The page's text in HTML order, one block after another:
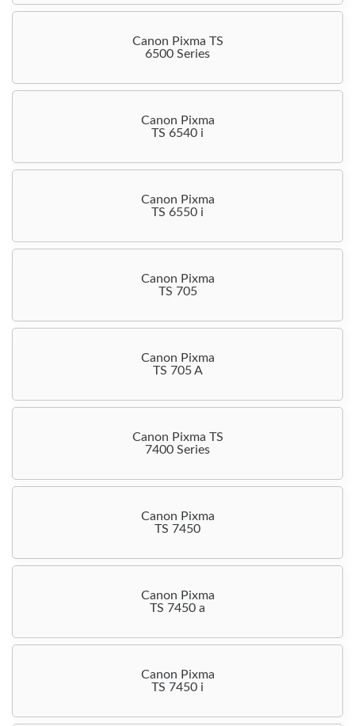
Canon Pixma TS
6500 Series
Canon Pixma
TS 6540 i
Canon Pixma
TS 6550 i
Canon Pixma
TS 705
Canon Pixma
TS 705 A
Canon Pixma TS
7400 Series
Canon Pixma
TS 7450
Canon Pixma
TS 7450 a
Canon Pixma
TS 7450 i